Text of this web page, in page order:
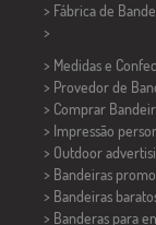
> Fábrica de
>
> Medidas e
> Provedor de
> Comprar
> Impressão
> Outdoor
> Bandeiras
> Bandeiras
> Banderas para